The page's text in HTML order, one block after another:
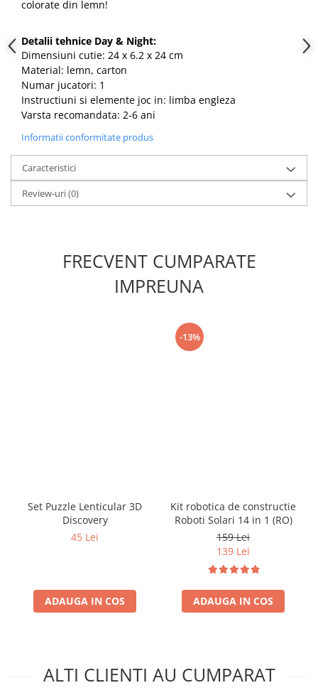
colorate din lemn!
Detalii tehnice Day & Night:
Dimensiuni cutie: 24 x 6.2 x 24 cm
Material: lemn, carton
Numar jucatori: 1
Instructiuni si elemente joc in: limba engleza
Varsta recomandata: 2-6 ani
Informatii conformitate produs
Caracteristici
Review-uri(0)
FRECVENT CUMPARATE
IMPREUNA
Set Puzzle Lenticular 3D
Discovery
45 Lei
ADAUGA IN COS
-13%
Kit robotica de constructie
Roboti Solari 14 in 1 (RO)
159 Lei
139 Lei
ADAUGA IN COS
ALTI CLIENTI AU CUMPARAT